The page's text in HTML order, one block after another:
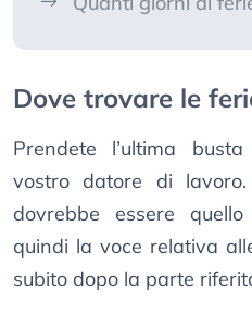
Dove trovare le
Prendete l’ultima
vostro datore di
dovrebbe essere
quindi la voce relativa
subito dopo la parte